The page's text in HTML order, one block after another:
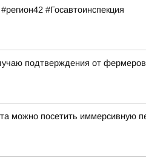
#Госавтоинспекция
подтверждения от
можно посетить